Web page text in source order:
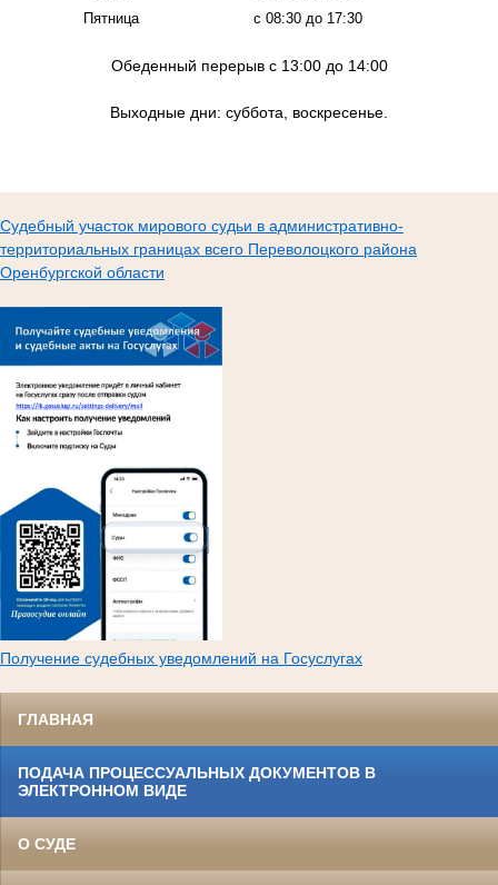
Пятница
с 08:30 до 17:30
Обеденный перерыв с 13:00 до 14:00
Выходные дни: суббота, воскресенье.
Судебный участок мирового судьи в административно-
территориальных границах всего Переволоцкого района
Оренбургской области
Получение судебных уведомлений на Госуслугах
ГЛАВНАЯ
ПОДАЧА ПРОЦЕССУАЛЬНЫХ ДОКУМЕНТОВ В
ЭЛЕКТРОННОМ ВИДЕ
О СУДЕ